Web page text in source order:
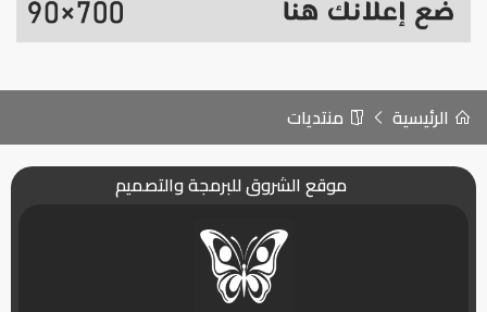
الرئيسية منتديات
موقع الشروق للبرمجة والتصميم